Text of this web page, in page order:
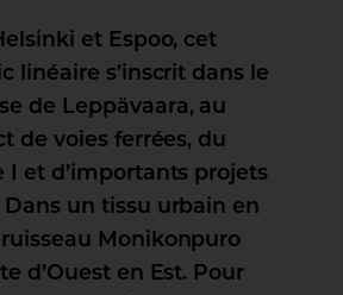
et Espoo, cet
linéaire s’inscrit dans le
de Leppävaara, au
de voies ferrées, du
I et d’importants projets
un tissu urbain en
Monikonpuro
d’Ouest en Est. Pour